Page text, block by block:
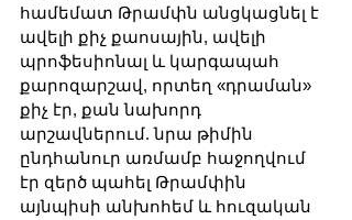
համեմատ Թրամփն անցկացնել է
ավելի քիչ քաոսային, ավելի
պրոֆեսիոնալ և կարգապահ
քարոզարշավ, որտեղ «դրաման»
քիչ էր, քան նախորդ
արշավներում. նրա թիմին
ընդհանուր առմամբ հաջողվում
էր զերծ պահել Թրամփին
այնպիսի անխոհեմ և հուզական